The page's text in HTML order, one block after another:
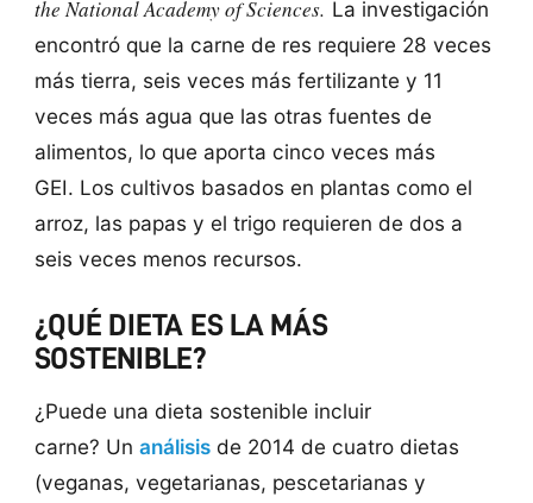
the National Academy of Sciences. La investigación
encontró que la carne de res requiere 28 veces
más tierra, seis veces más fertilizante y 11
veces más agua que las otras fuentes de
alimentos, lo que aporta cinco veces más
GEI. Los cultivos basados ​​en plantas como el
arroz, las papas y el trigo requieren de dos a
seis veces menos recursos.
¿QUÉ DIETA ES LA MÁS
SOSTENIBLE?
¿Puede una dieta sostenible incluir
carne? Un análisisde 2014 de cuatro dietas
(veganas, vegetarianas, pescetarianas y